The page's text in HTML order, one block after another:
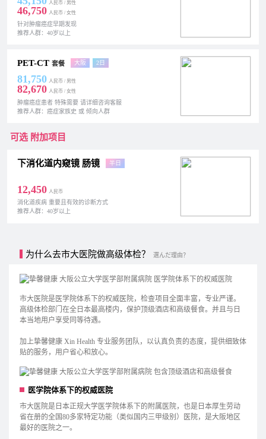
人民币 / 男性
46,750 人民币 / 女性
针对肿瘤癌症早期发现
推荐人群：40岁以上
PET-CT 套餐 大阪 2日
81,750 人民币 / 男性
82,670 人民币 / 女性
肿瘤癌症患者 特殊需要 请详细咨询客服
推荐人群：癌症家族史 或 倾向人群
可选 附加项目
下消化道内窥镜 肠镜 半日
12,450 人民币
消化道疾病 重要且有效的诊断方式
推荐人群：40岁以上
为什么去市大医院做高级体检？ 選んだ理由？
市大医院是医学院体系下的权威医院，检查项目全面丰富，专业严谨。
高级体检部门在全日本最高楼内，保护顶级酒店和高级餐食。并且与日
本当地用户享受同等待遇。
加上挚馨健康 Xin Health 专业服务团队，以认真负责的态度，提供细致体
贴的服务，用户省心和放心。
医学院体系下的权威医院
市大医院是日本正规大学医学院体系下的附属医院，也是日本厚生劳动
省在册的全国80多家特定功能（类似国内三甲级别）医院，是大阪地区
最好的医院之一。